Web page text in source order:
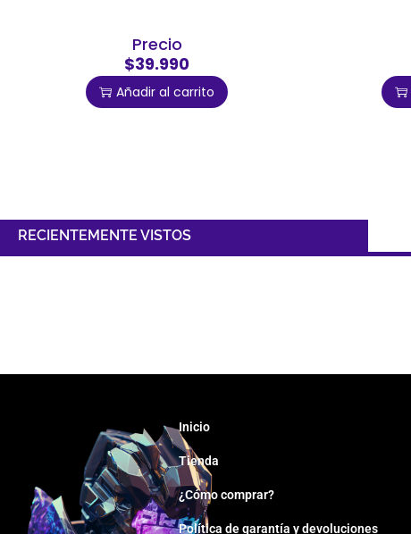
Precio
$39.990
Añadir al carrito
RECIENTEMENTE VISTOS
Inicio
Tienda
¿Cómo comprar?
Política de garantía y devoluciones